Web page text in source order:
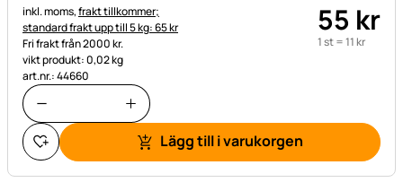
Skatteinformation:
inkl. moms,frakt tillkommer;
standard frakt upp till 5 kg: 65 kr
Fri frakt från 2000 kr.
vikt produkt: 0,02 kg
art.nr.: 44660
55 kr
1 st =11kr
Lägg till i varukorgen